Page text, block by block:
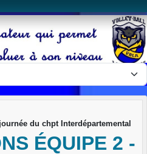
du chpt Interdépartemental
ÉQUIPE 2 -